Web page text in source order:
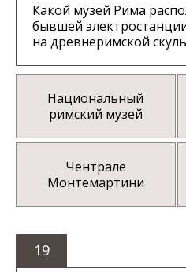
Какой музей Рима
бывшей
на древнеримской
Национальный
римский музей
Чентрале
Монтемартини
19